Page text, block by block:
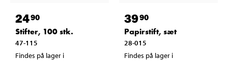
2490
Stifter, 100 stk.
47-115
Findes på lager i
3990
Papirstift, sæt
28-015
Findes på lager i